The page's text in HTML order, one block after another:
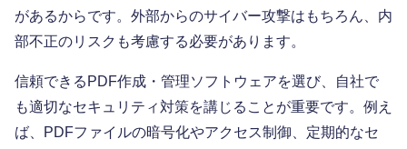
があるからです。外部からのサイバー攻撃はもちろん、内
部不正のリスクも考慮する必要があります。
信頼できるPDF作成・管理ソフトウェアを選び、自社で
も適切なセキュリティ対策を講じることが重要です。例え
ば、PDFファイルの暗号化やアクセス制御、定期的なセ